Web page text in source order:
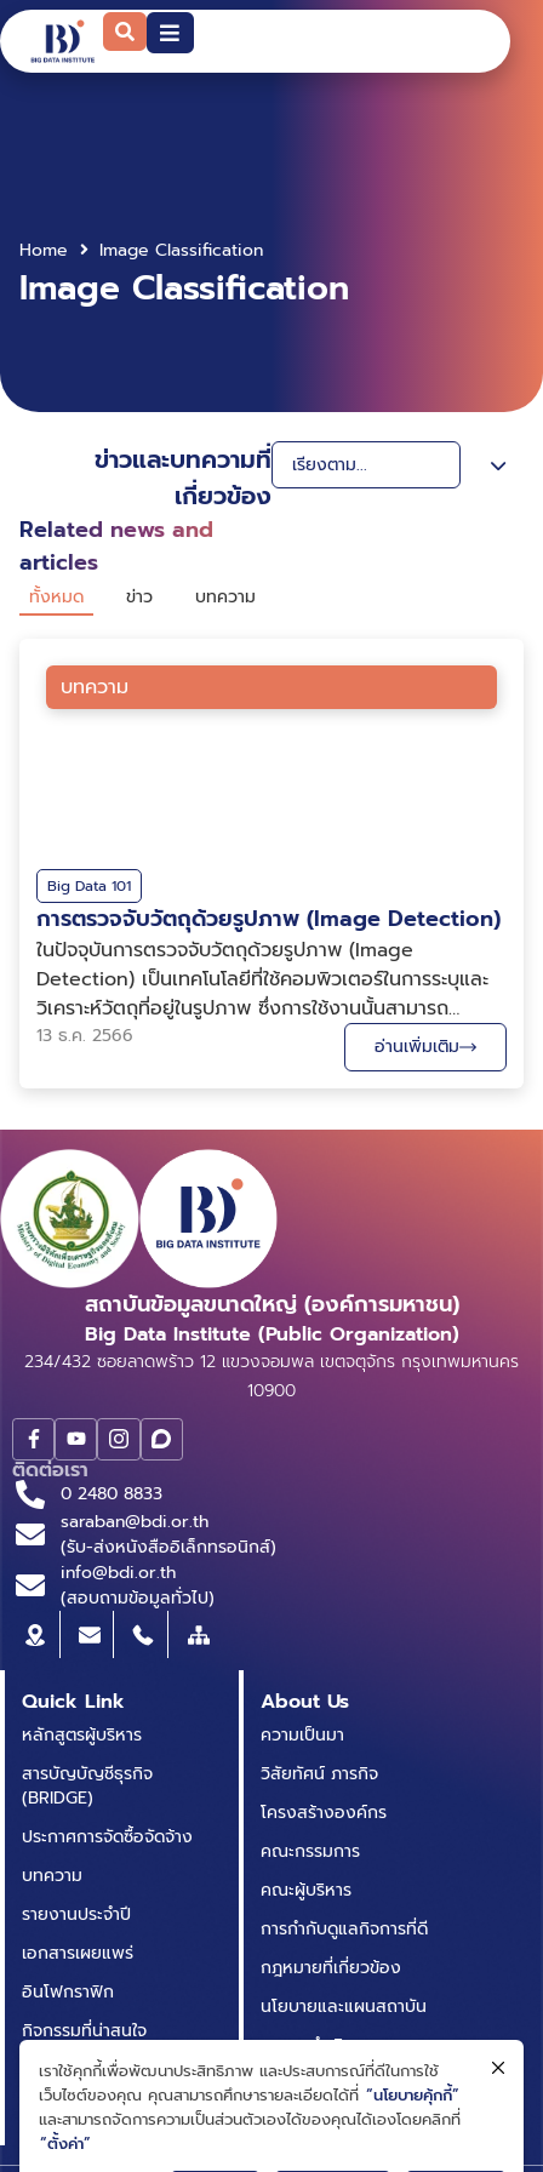
Home Image Classification
Image Classification
ข่าวและบทความที่
เกี่ยวข้อง
Related news and
articles
ทั้งหมด ข่าว บทความ
บทความ
Big Data 101
การตรวจจับวัตถุด้วยรูปภาพ (Image Detection)
ในปัจจุบันการตรวจจับวัตถุด้วยรูปภาพ (Image
Detection) เป็นเทคโนโลยีที่ใช้คอมพิวเตอร์ในการระบุและ
วิเคราะห์วัตถุที่อยู่ในรูปภาพ ซึ่งการใช้งานนั้นสามารถ
ประยุกต์ใช้ในหลายรูปแบบ ตัวอย่างเช่น การระบุใบหน้าใน
ภาพถ่ายที่เวลาพนักงานต้องเข้าตึกหรือที่เห็นตามหนัง การ
ระบุสินค้าในคลังสินค้า รวมไปถึงในปัจจุบันที่ร...
13 ธ.ค. 2566 อ่านเพิ่มเติม
สถาบันข้อมูลขนาดใหญ่ (องค์การมหาชน)
Big Data Institute (Public Organization)
234/432 ซอยลาดพร้าว 12 แขวงจอมพล เขตจตุจักร กรุงเทพมหานคร
10900
ติดต่อเรา
0 2480 8833
saraban@bdi.or.th
(รับ-ส่งหนังสืออิเล็กทรอนิกส์)
info@bdi.or.th
(สอบถามข้อมูลทั่วไป)
Quick Link
หลักสูตรผู้บริหาร
สารบัญบัญชีธุรกิจ
(BRIDGE)
ประกาศการจัดซื้อจัดจ้าง
บทความ
รายงานประจำปี
เอกสารเผยแพร่
อินโฟกราฟิก
กิจกรรมที่น่าสนใจ
ติดต่อเรา
คำถามที่พบบ่อย
About Us
ความเป็นมา
วิสัยทัศน์ ภารกิจ
โครงสร้างองค์กร
คณะกรรมการ
คณะผู้บริหาร
การกำกับดูแลกิจการที่ดี
กฎหมายที่เกี่ยวข้อง
นโยบายและแผนสถาบัน
ผลการดำเนินงาน
ความโปร่งใสในการดำเนิน
งาน (ITA)
เราใช้คุกกี้เพื่อพัฒนาประสิทธิภาพ และประสบการณ์ที่ดีในการใช้
เว็บไซต์ของคุณ คุณสามารถศึกษารายละเอียดได้ที่ “นโยบายคุ้กกี้”
และสามารถจัดการความเป็นส่วนตัวเองได้ของคุณได้เองโดยคลิกที่
“ตั้งค่า”